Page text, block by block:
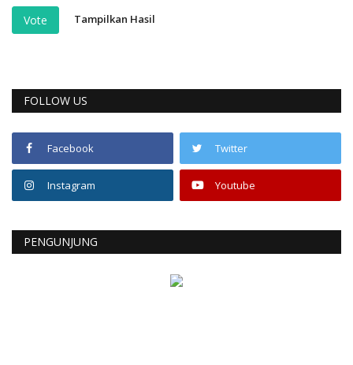
Vote Tampilkan Hasil
FOLLOW US
Facebook Twitter
Instagram Youtube
PENGUNJUNG